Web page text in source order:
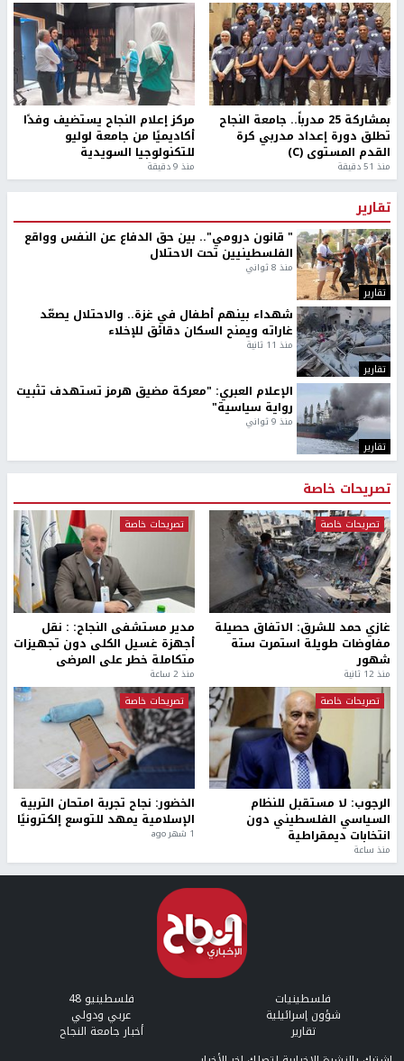
بمشاركة 25 مدرباً.. جامعة النجاح
تطلق دورة إعداد مدربي كرة
القدم المستوى (C)
منذ 51 دقيقة
مركز إعلام النجاح يستضيف وفدًا
أكاديميًا من جامعة لوليو
للتكنولوجيا السويدية
منذ 9 دقيقة
تقارير
تقارير
" قانون درومي".. بين حق الدفاع عن النفس وواقع
الفلسطينيين تحت الاحتلال
منذ 8 ثواني
تقارير
شهداء بينهم أطفال في غزة.. والاحتلال يصعّد
غاراته ويمنح السكان دقائق للإخلاء
منذ 11 ثانية
تقارير
الإعلام العبري: "معركة مضيق هرمز تستهدف تثبيت
رواية سياسية"
منذ 9 ثواني
تصريحات خاصة
تصريحات خاصة
غازي حمد للشرق: الاتفاق حصيلة
مفاوضات طويلة استمرت ستة
شهور
منذ 12 ثانية
تصريحات خاصة
مدير مستشفى النجاح: : نقل
أجهزة غسيل الكلى دون تجهيزات
متكاملة خطر على المرضى
منذ 2 ساعة
تصريحات خاصة
الرجوب: لا مستقبل للنظام
السياسي الفلسطيني دون
انتخابات ديمقراطية
منذ ساعة
تصريحات خاصة
الخضور: نجاح تجربة امتحان التربية
الإسلامية يمهد للتوسع إلكترونيًا
1 شهر ago
فلسطينيات فلسطينيو 48
شؤون إسرائيلية عربي ودولي
تقارير
أخبار جامعة النجاح